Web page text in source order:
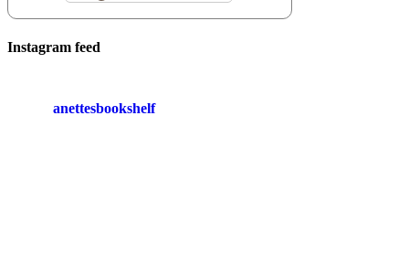
Instagram feed
anettesbookshelf